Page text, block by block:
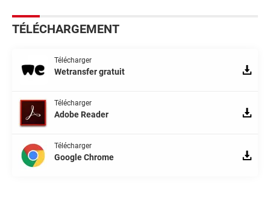
TÉLÉCHARGEMENT
Télécharger
Wetransfer gratuit
Télécharger
Adobe Reader
Télécharger
Google Chrome